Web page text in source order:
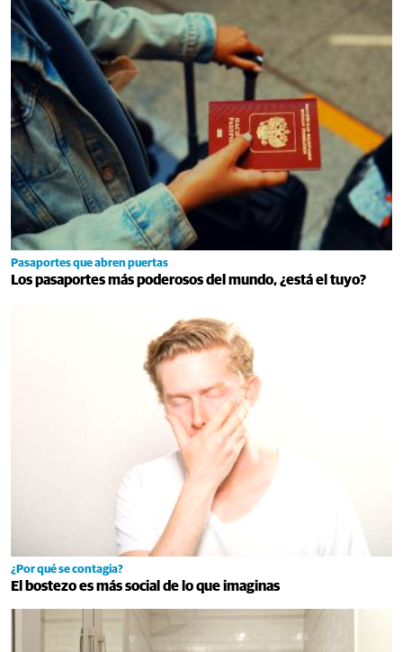
Pasaportes que abren puertas
Los pasaportes más poderosos del mundo, ¿está el tuyo?
¿Por qué se contagia?
El bostezo es más social de lo que imaginas